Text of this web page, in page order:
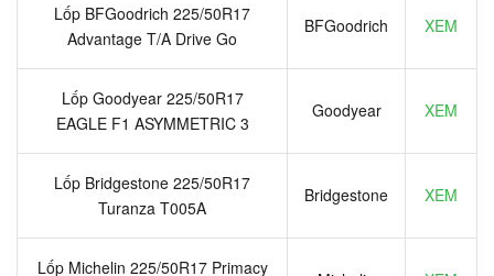
Lốp BFGoodrich 225/50R17
Advantage T/A Drive Go
BFGoodrich XEM
Lốp Goodyear 225/50R17
EAGLE F1 ASYMMETRIC 3
Goodyear XEM
Lốp Bridgestone 225/50R17
Turanza T005A
Bridgestone XEM
Lốp Michelin 225/50R17 Primacy